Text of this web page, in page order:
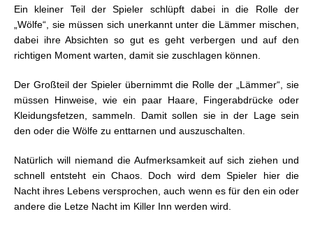
Ein kleiner Teil der Spieler schlüpft dabei in die Rolle der
„Wölfe“, sie müssen sich unerkannt unter die Lämmer mischen,
dabei ihre Absichten so gut es geht verbergen und auf den
richtigen Moment warten, damit sie zuschlagen können.
Der Großteil der Spieler übernimmt die Rolle der „Lämmer“, sie
müssen Hinweise, wie ein paar Haare, Fingerabdrücke oder
Kleidungsfetzen, sammeln. Damit sollen sie in der Lage sein
den oder die Wölfe zu enttarnen und auszuschalten.
Natürlich will niemand die Aufmerksamkeit auf sich ziehen und
schnell entsteht ein Chaos. Doch wird dem Spieler hier die
Nacht ihres Lebens versprochen, auch wenn es für den ein oder
andere die Letze Nacht im Killer Inn werden wird.